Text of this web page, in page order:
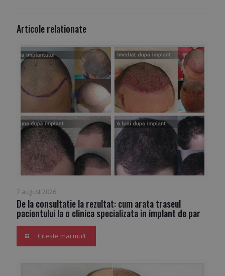
Articole relationate
7 august 2026
De la consultatie la rezultat: cum arata traseul
pacientului la o clinica specializata in implant de par
Citeste mai mult